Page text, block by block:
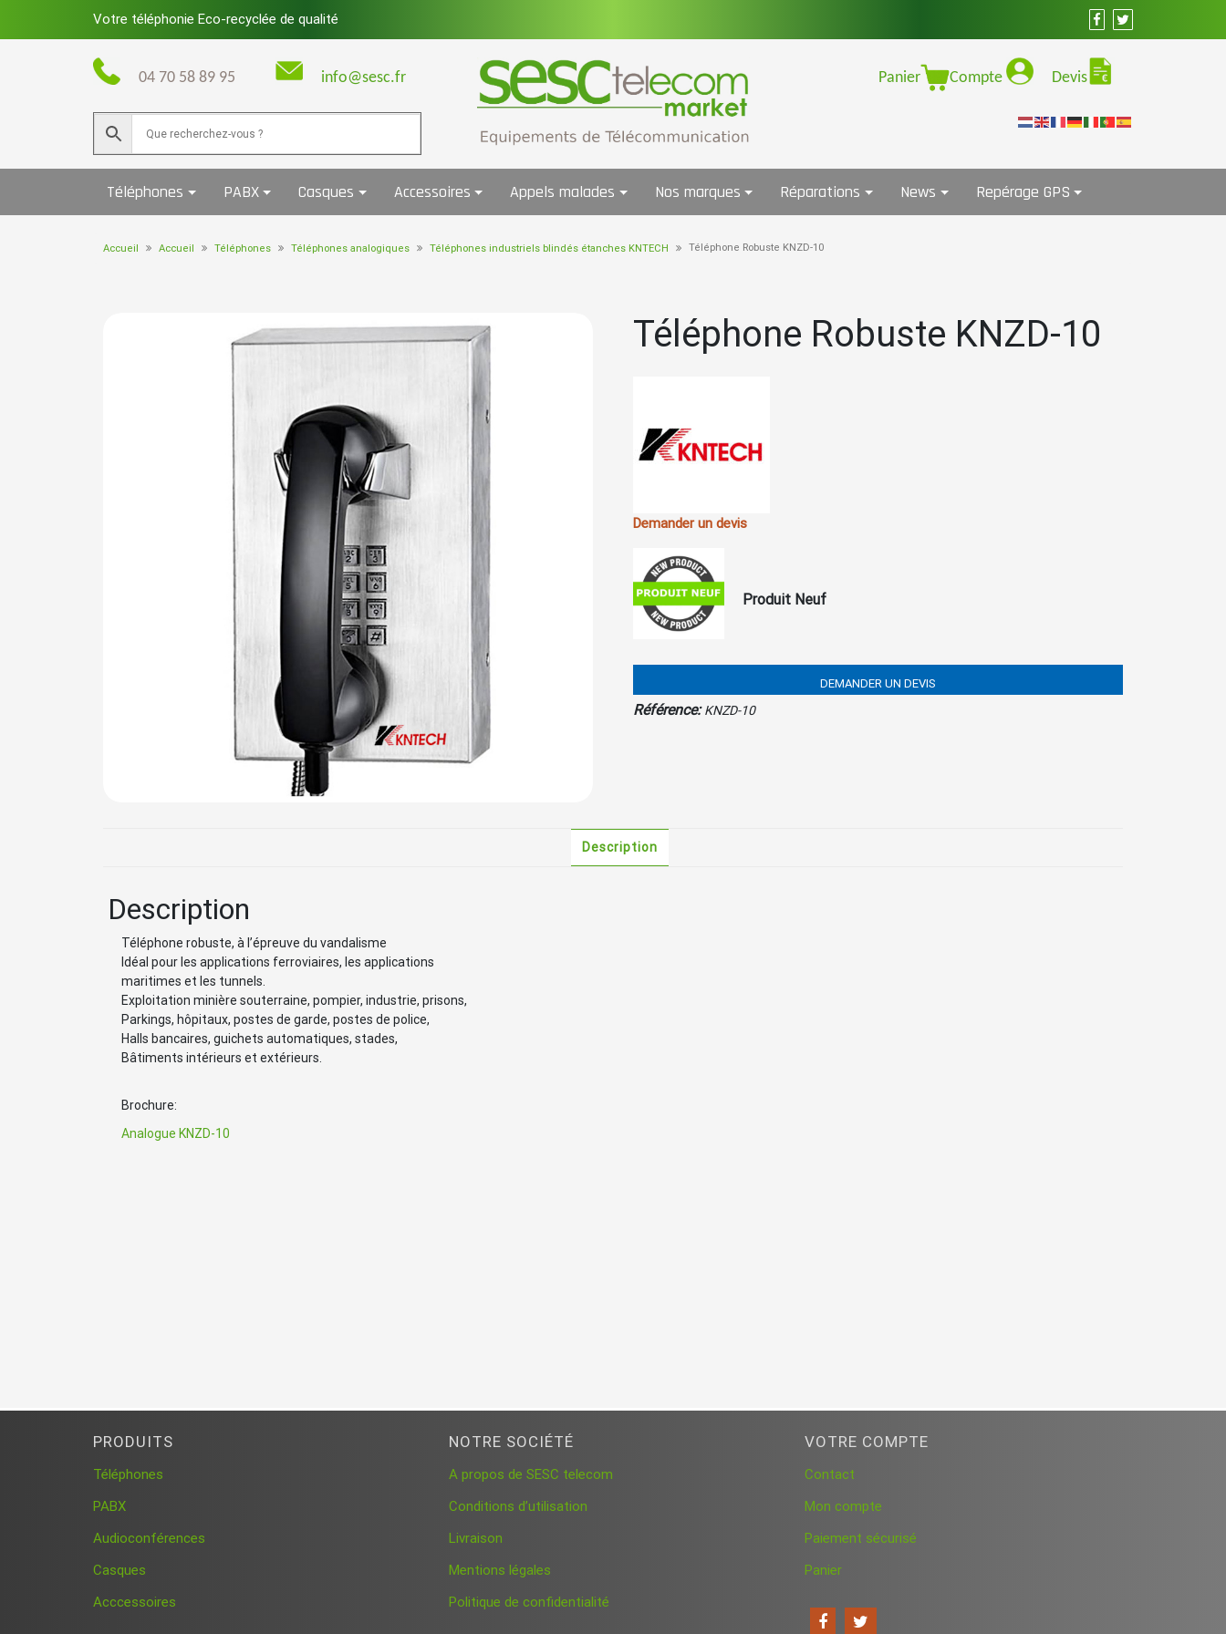
Votre téléphonie Eco-recyclée de qualité
04 70 58 89 95 info@sesc.fr Panier Compte Devis
Téléphones PABX Casques Accessoires Appels malades Nos marques Réparations News Repérage GPS
Accueil Accueil Téléphones Téléphones analogiques Téléphones industriels blindés étanches KNTECH Téléphone Robuste KNZD-10
Téléphone Robuste KNZD-10
Demander un devis
Produit Neuf
DEMANDER UN DEVIS
Référence:KNZD-10
Description
Description
Téléphone robuste, à l’épreuve du vandalisme
Idéal pour les applications ferroviaires, les applications
maritimes et les tunnels.
Exploitation minière souterraine, pompier, industrie, prisons,
Parkings, hôpitaux, postes de garde, postes de police,
Halls bancaires, guichets automatiques, stades,
Bâtiments intérieurs et extérieurs.
Brochure:
Analogue KNZD-10
PRODUITS
Téléphones
PABX
Audioconférences
Casques
Acccessoires
NOTRE SOCIÉTÉ
A propos de SESC telecom
Conditions d’utilisation
Livraison
Mentions légales
Politique de confidentialité
VOTRE COMPTE
Contact
Mon compte
Paiement sécurisé
Panier